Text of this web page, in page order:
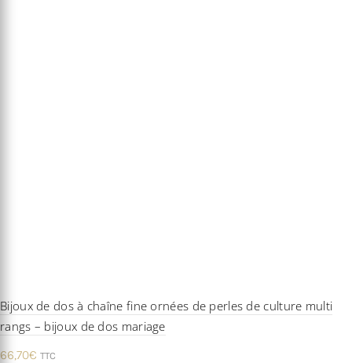
Bijoux de dos à chaîne fine ornées de perles de culture multi
rangs – bijoux de dos mariage
66,70€ TTC